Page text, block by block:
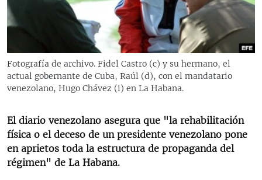
RADIO MARTÍ
ESPECIALES
LA REALIDAD DE LA VIVIENDA EN CUBA
SER VIEJO EN CUBA
KENTU-CUBANO
LOS SANTOS DE HIALEAH
DESINFORMACIÓN RUSA EN AMÉRICA LATINA
MULTIMEDIA
EDITORIALES
Fotografía de archivo. Fidel Castro (c) y su hermano, el
actual gobernante de Cuba, Raúl (d), con el mandatario
venezolano, Hugo Chávez (i) en La Habana.
El diario venezolano asegura que "la rehabilitación
física o el deceso de un presidente venezolano pone
en aprietos toda la estructura de propaganda del
régimen" de La Habana.